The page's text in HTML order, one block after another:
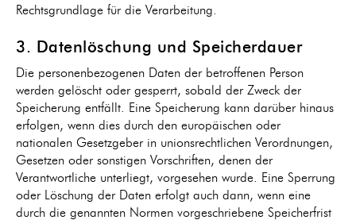
Rechtsgrundlage für die Verarbeitung.
3. Datenlöschung und Speicherdauer
Die personenbezogenen Daten der betroffenen Person
werden gelöscht oder gesperrt, sobald der Zweck der
Speicherung entfällt. Eine Speicherung kann darüber hinaus
erfolgen, wenn dies durch den europäischen oder
nationalen Gesetzgeber in unionsrechtlichen Verordnungen,
Gesetzen oder sonstigen Vorschriften, denen der
Verantwortliche unterliegt, vorgesehen wurde. Eine Sperrung
oder Löschung der Daten erfolgt auch dann, wenn eine
durch die genannten Normen vorgeschriebene Speicherfrist